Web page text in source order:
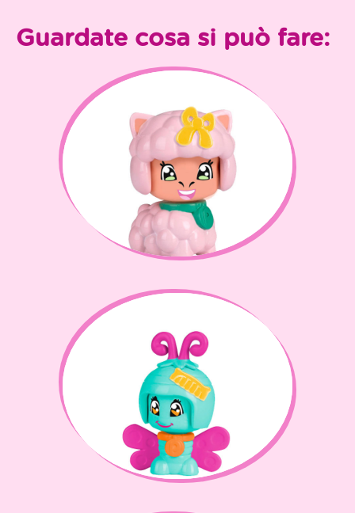
Guardate cosa si può fare: